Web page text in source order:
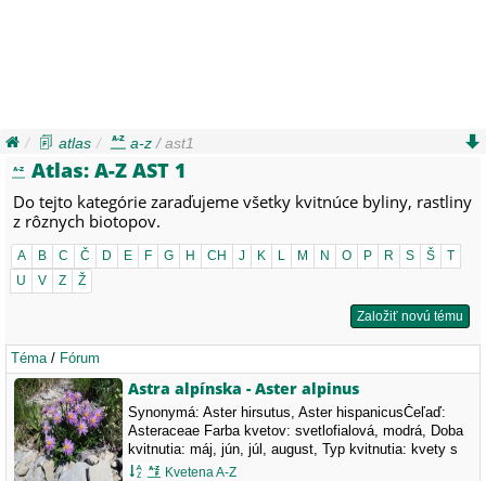
atlas a-z / ast1
Atlas: A-Z AST 1
Do tejto kategórie zaraďujeme všetky kvitnúce byliny, rastliny
z rôznych biotopov.
A B C Č D E F G H CH J K L M N O P R S Š
T
U
V Z Ž
Založiť novú tému
Téma/ Fórum
Astra alpínska - Aster alpinus
Synonymá: Aster hirsutus, Aster hispanicusČeľaď:
Asteraceae Farba kvetov: svetlofialová, modrá, Doba
kvitnutia: máj, jún, júl, august, Typ kvitnutia: kvety s
viac ako 7 lupeňmi, Aster alpinus - astra alpínska
Kvetena A-Z